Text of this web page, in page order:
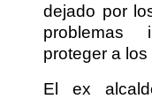
dejado por
problemas
proteger a
El ex